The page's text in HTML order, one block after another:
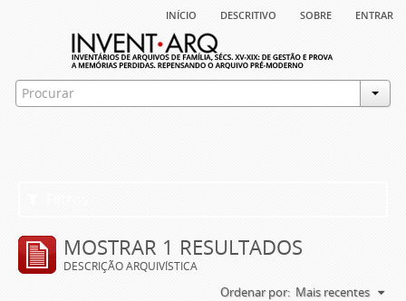
início descritivo sobre entrar
MOSTRAR 1 RESULTADOS
DESCRIÇÃO ARQUIVÍSTICA
Ordenar por: Mais recentes